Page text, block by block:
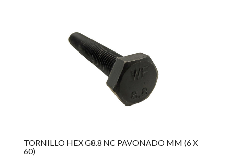
TORNILLO HEX G8.8 NC PAVONADO MM (6 X
60)